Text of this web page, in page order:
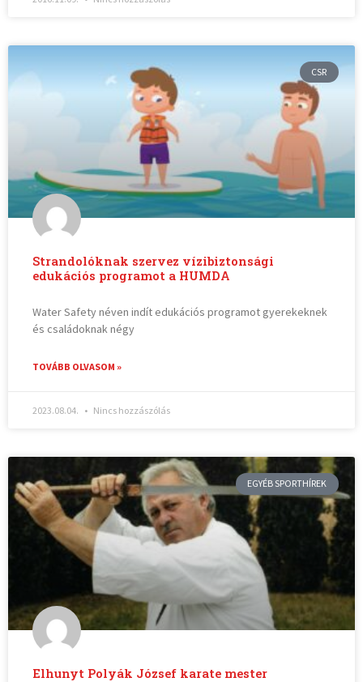
CSR
Strandolóknak szervez vízibiztonsági
edukációs programot a HUMDA
Water Safety néven indít edukációs programot gyerekeknek
és családoknak négy
TOVÁBB OLVASOM »
2023.08.04. Nincs hozzászólás
EGYÉB SPORTHÍREK
Elhunyt Polyák József karate mester